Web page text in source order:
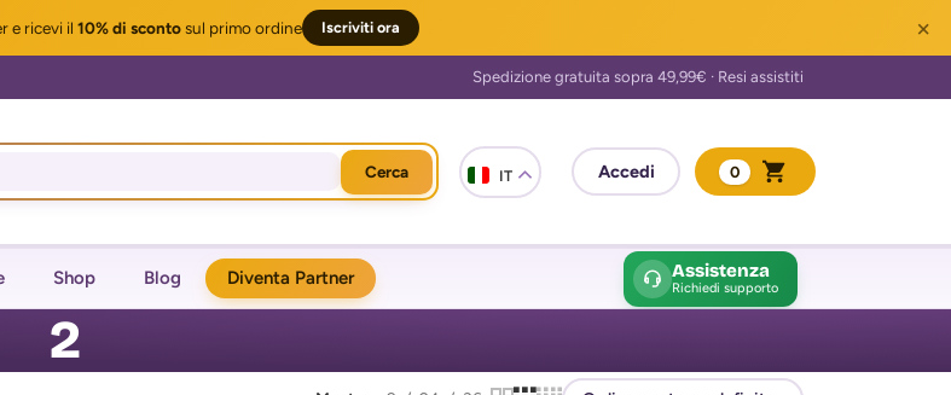
e ricevi il 10% di scontosul primo ordine Iscriviti ora ×
Cerca IT 0
Shop Blog Diventa Partner Assistenza
Richiedi supporto
2